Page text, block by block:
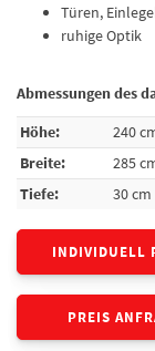
Türen,
ruhige Optik
Abmessungen des
Höhe:
240
Breite:
285
Tiefe:
30 cm
INDIVIDUELL
PREIS